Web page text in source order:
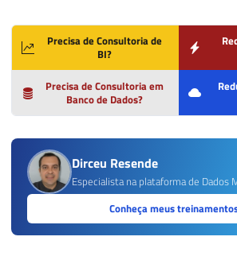
Precisa de Consultoria de
BI?
Precisa de Consultoria em
Banco de Dados?
Dirceu Resende
Especialista na plataforma de Dados
Conheça meus